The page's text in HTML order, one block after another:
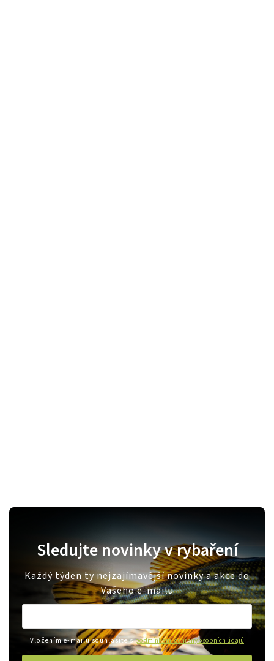
Sledujte novinky v rybaření
Každý týden ty nejzajímavější novinky a akce do
Vašeho e-mailu
Vložením e-mailu souhlasíte spodmínkami ochrany osobních údajů